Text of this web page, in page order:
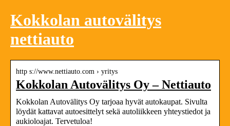
Kokkolan autovälitys
nettiauto
http s://www.nettiauto.com › yritys
Kokkolan Autovälitys Oy – Nettiauto
Kokkolan Autovälitys Oy tarjoaa hyvät autokaupat. Sivulta
löydät kattavat autoesittelyt sekä autoliikkeen yhteystiedot ja
aukioloajat. Tervetuloa!